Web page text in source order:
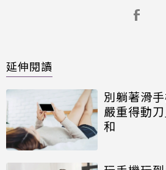
延伸閱讀
別躺著滑
嚴重得動
和